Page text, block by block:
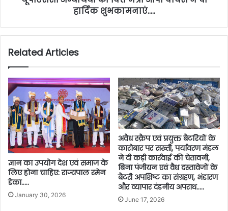
हार्दिक शुभकामनाएं…..
Related Articles
ज्ञान का उपयोग देश एवं समाज के
लिए होना चाहिए: राज्यपाल रमेन
डेका…..
January 30, 2026
अवैध स्क्रैप एवं प्रयुक्त बैटरियों के
कारोबार पर सख्ती, पर्यावरण मंडल
ने दी कड़ी कार्रवाई की चेतावनी,
बिना पंजीयन एवं वैध दस्तावेजों के
बैटरी अपशिष्ट का संग्रहण, भंडारण
और व्यापार दंडनीय अपराध…..
June 17, 2026